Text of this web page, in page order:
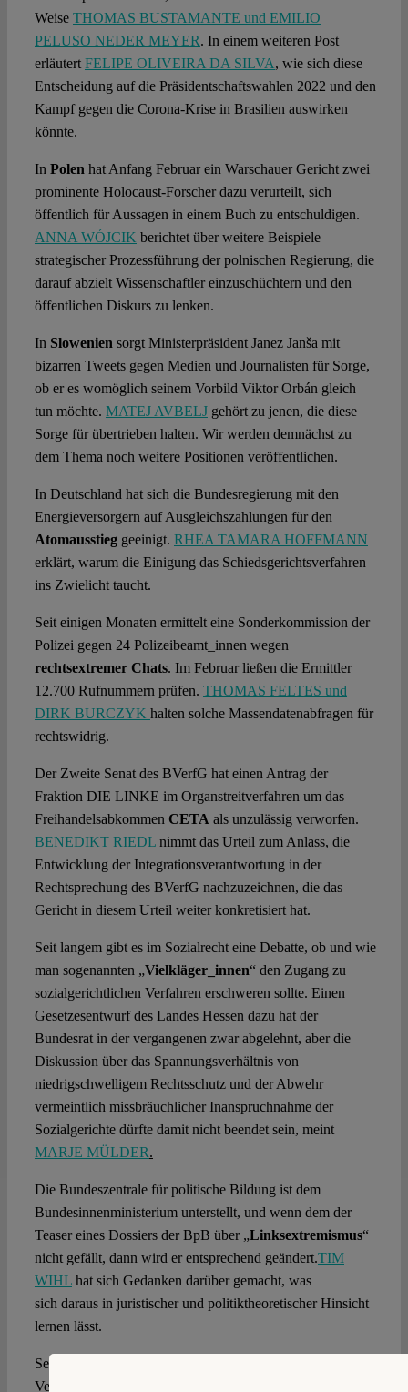
Weise THOMAS BUSTAMANTE und EMILIO
PELUSO NEDER MEYER. In einem weiteren Post
erläutert FELIPE OLIVEIRA DA SILVA, wie sich diese
Entscheidung auf die Präsidentschaftswahlen 2022 und den
Kampf gegen die Corona-Krise in Brasilien auswirken
könnte.
In Polen hat Anfang Februar ein Warschauer Gericht zwei
prominente Holocaust-Forscher dazu verurteilt, sich
öffentlich für Aussagen in einem Buch zu entschuldigen.
ANNA WÓJCIK berichtet über weitere Beispiele
strategischer Prozessführung der polnischen Regierung, die
darauf abzielt Wissenschaftler einzuschüchtern und den
öffentlichen Diskurs zu lenken.
In Slowenien sorgt Ministerpräsident Janez Janša mit
bizarren Tweets gegen Medien und Journalisten für Sorge,
ob er es womöglich seinem Vorbild Viktor Orbán gleich
tun möchte. MATEJ AVBELJgehört zu jenen, die diese
Sorge für übertrieben halten. Wir werden demnächst zu
dem Thema noch weitere Positionen veröffentlichen.
In Deutschland hat sich die Bundesregierung mit den
Energieversorgern auf Ausgleichszahlungen für den
Atomausstieggeeinigt. RHEA TAMARA HOFFMANN
erklärt, warum die Einigung das Schiedsgerichtsverfahren
ins Zwielicht taucht.
Seit einigen Monaten ermittelt eine Sonderkommission der
Polizei gegen 24 Polizeibeamt_innen wegen
rechtsextremer Chats. Im Februar ließen die Ermittler
12.700 Rufnummern prüfen. THOMAS FELTES und
DIRK BURCZYK halten solche Massendatenabfragen für
rechtswidrig.
Der Zweite Senat des BVerfG hat einen Antrag der
Fraktion DIE LINKE im Organstreitverfahren um das
Freihandelsabkommen CETA als unzulässig verworfen.
BENEDIKT RIEDLnimmt das Urteil zum Anlass, die
Entwicklung der Integrationsverantwortung in der
Rechtsprechung des BVerfG nachzuzeichnen, die das
Gericht in diesem Urteil weiter konkretisiert hat.
Seit langem gibt es im Sozialrecht eine Debatte, ob und wie
man sogenannten „Vielkläger_innen“ den Zugang zu
sozialgerichtlichen Verfahren erschweren sollte. Einen
Gesetzesentwurf des Landes Hessen dazu hat der
Bundesrat in der vergangenen zwar abgelehnt, aber die
Diskussion über das Spannungsverhältnis von
niedrigschwelligem Rechtsschutz und der Abwehr
vermeintlich missbräuchlicher Inanspruchnahme der
Sozialgerichte dürfte damit nicht beendet sein, meint
MARJE MÜLDER.
Die Bundeszentrale für politische Bildung ist dem
Bundesinnenministerium unterstellt, und wenn dem der
Teaser eines Dossiers der BpB über „Linksextremismus“
nicht gefällt, dann wird er entsprechend geändert.TIM
WIHLhat sich Gedanken darüber gemacht, was
sich daraus in juristischer und politiktheoretischer Hinsicht
lernen lässt.
Seit dem 28. Februar 2021 gilt das neue Berliner
Versammlungsfreiheitsgesetz, das nach über 60 Jahren das